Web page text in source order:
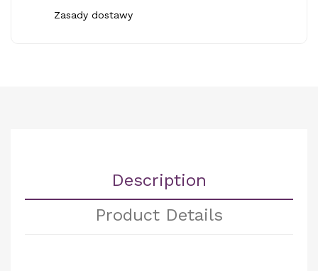
Zasady dostawy
Description
Product Details